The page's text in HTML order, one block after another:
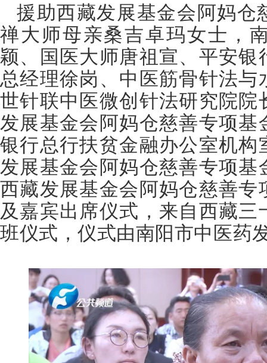
援助西藏发展基金会阿妈仓
禅大师母亲桑吉卓玛女士，
颖、国医大师唐祖宣、平安
总经理徐岗、中医筋骨针法
世针联中医微创针法研究院
发展基金会阿妈仓慈善专项
银行总行扶贫金融办公室机
发展基金会阿妈仓慈善专项
西藏发展基金会阿妈仓慈善
及嘉宾出席仪式，来自西藏
班仪式，仪式由南阳市中医药